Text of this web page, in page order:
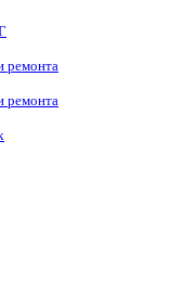
ремонта
ремонта